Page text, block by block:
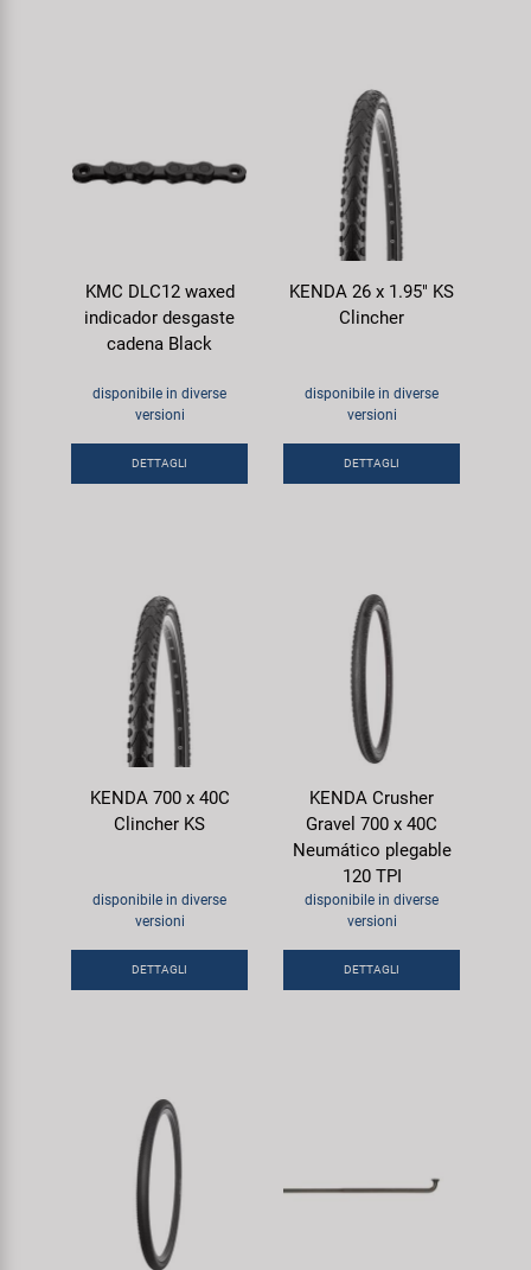
KMC DLC12 waxed
indicador desgaste
cadena Black
disponibile in diverse
versioni
DETTAGLI
KENDA 26 x 1.95" KS
Clincher
disponibile in diverse
versioni
DETTAGLI
KENDA 700 x 40C
Clincher KS
disponibile in diverse
versioni
DETTAGLI
KENDA Crusher
Gravel 700 x 40C
Neumático plegable
120 TPI
disponibile in diverse
versioni
DETTAGLI